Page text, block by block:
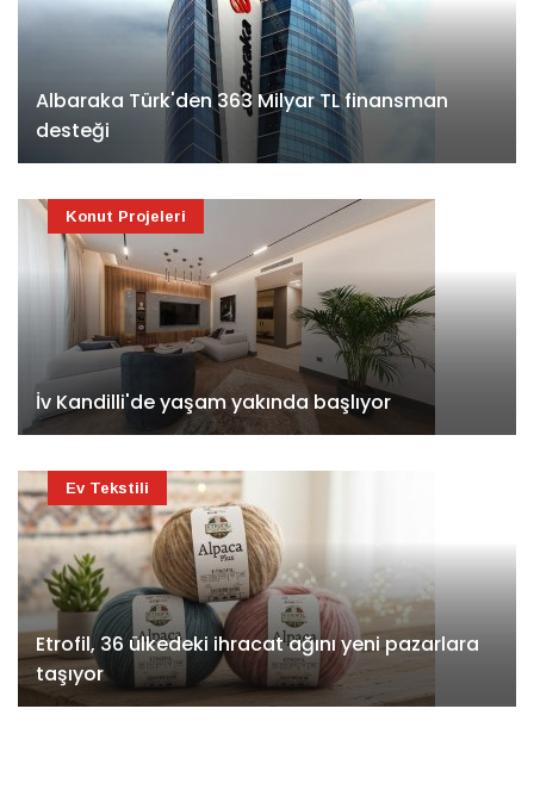
Albaraka Türk'den 363 Milyar TL finansman
desteği
İv Kandilli'de yaşam yakında başlıyor
Konut Projeleri
Etrofil, 36 ülkedeki ihracat ağını yeni pazarlara
taşıyor
Ev Tekstili